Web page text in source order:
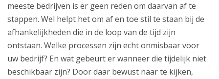
meeste bedrijven is er geen reden om daarvan af te
stappen. Wel helpt het om af en toe stil te staan bij de
afhankelijkheden die in de loop van de tijd zijn
ontstaan. Welke processen zijn echt onmisbaar voor
uw bedrijf? En wat gebeurt er wanneer die tijdelijk niet
beschikbaar zijn? Door daar bewust naar te kijken,